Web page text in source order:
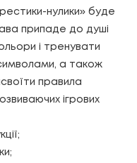
нулики» буде
припаде до душі
і тренувати
а також
правила
ігрових